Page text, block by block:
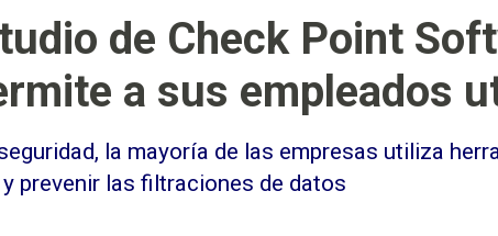
de Check Point
a sus empleados
la mayoría de las empresas utiliza
prevenir las filtraciones de datos